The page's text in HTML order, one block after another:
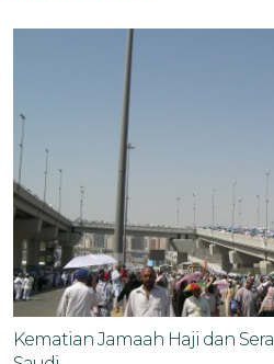
Kematian Jamaah Haji dan